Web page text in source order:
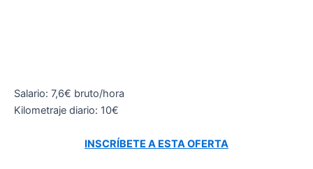
Salario: 7,6€ bruto/hora
Kilometraje diario: 10€
INSCRÍBETE A ESTA OFERTA